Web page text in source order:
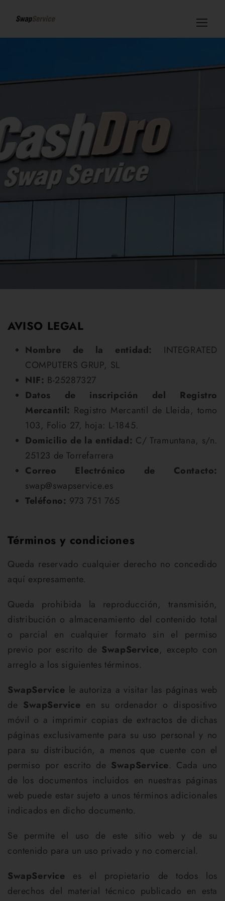
AVISO LEGAL
Nombre de la entidad:
INTEGRATED
COMPUTERS GRUP, SL
NIF: B-25287327
Datos de inscripción del Registro
Mercantil: Registro Mercantil de Lleida, tomo
103, Folio 27, hoja: L-1845.
Domicilio de la entidad: C/ Tramuntana, s/n.
25123 de Torrefarrera
Correo Electrónico de Contacto:
swap@swapservice.es
Teléfono: 973 751 765
Términos y condiciones
Queda reservado cualquier derecho no concedido
aquí expresamente.
Queda prohibida la reproducción, transmisión,
distribución o almacenamiento del contenido total
o parcial en cualquier formato sin el permiso
previo por escrito de SwapService, excepto con
arreglo a los siguientes términos.
SwapService le autoriza a visitar las páginas web
de SwapService en su ordenador o dispositivo
móvil o a imprimir copias de extractos de dichas
páginas exclusivamente para su uso personal y no
para su distribución, a menos que cuente con el
permiso por escrito de SwapService. Cada uno
de los documentos incluidos en nuestras páginas
web puede estar sujeto a unos términos adicionales
indicados en dicho documento.
Se permite el uso de este sitio web y de su
contenido para un uso privado y no comercial.
SwapService es el propietario de todos los
derechos del material técnico publicado en esta